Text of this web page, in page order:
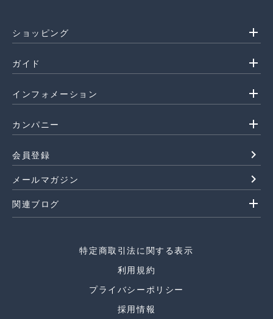
ショッピング add
ガイド add
インフォメーション add
カンパニー add
会員登録 navigate_next
メールマガジン navigate_next
関連ブログ add
特定商取引法に関する表示
利用規約
プライバシーポリシー
採用情報